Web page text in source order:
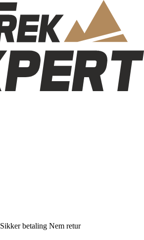
Sikker betaling Nem retur